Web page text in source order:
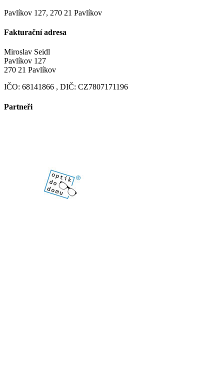
Pavlíkov 127, 270 21 Pavlíkov
Fakturační adresa
Miroslav Seidl
Pavlíkov 127
270 21 Pavlíkov
IČO: 68141866 , DIČ: CZ7807171196
Partneři